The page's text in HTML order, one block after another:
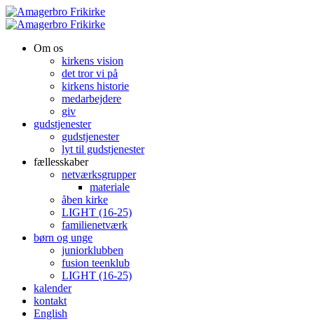
Om os
kirkens vision
det tror vi på
kirkens historie
medarbejdere
giv
gudstjenester
gudstjenester
lyt til gudstjenester
fællesskaber
netværksgrupper
materiale
åben kirke
LIGHT (16-25)
familienetværk
børn og unge
juniorklubben
fusion teenklub
LIGHT (16-25)
kalender
kontakt
English